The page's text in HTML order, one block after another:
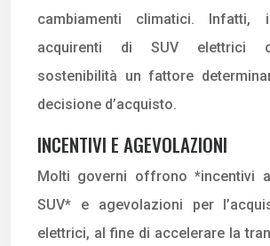
cambiamenti climatici. Infatti,
acquirenti di SUV elettrici
sostenibilità un fattore
decisione d’acquisto.
INCENTIVI E AGEVOLAZIONI
Molti governi offrono *incentivi
SUV* e agevolazioni per
elettrici, al fine di accelerare la